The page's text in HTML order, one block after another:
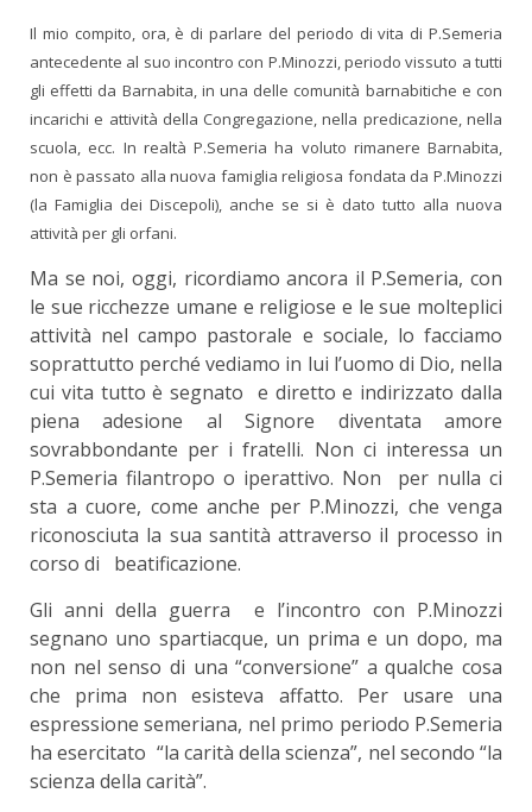
Il mio compito, ora, è di parlare del periodo di vita di P.Semeria
antecedente al suo incontro con P.Minozzi, periodo vissuto a tutti
gli effetti da Barnabita, in una delle comunità barnabitiche e con
incarichi e attività della Congregazione, nella predicazione, nella
scuola, ecc. In realtà P.Semeria ha voluto rimanere Barnabita,
non è passato alla nuova famiglia religiosa fondata da P.Minozzi
(la Famiglia dei Discepoli), anche se si è dato tutto alla nuova
attività per gli orfani.
Ma se noi, oggi, ricordiamo ancora il P.Semeria, con
le sue ricchezze umane e religiose e le sue molteplici
attività nel campo pastorale e sociale, lo facciamo
soprattutto perché vediamo in lui l’uomo di Dio, nella
cui vita tutto è segnato e diretto e indirizzato dalla
piena adesione al Signore diventata amore
sovrabbondante per i fratelli. Non ci interessa un
P.Semeria filantropo o iperattivo. Non per nulla ci
sta a cuore, come anche per P.Minozzi, che venga
riconosciuta la sua santità attraverso il processo in
corso di beatificazione.
Gli anni della guerra e l’incontro con P.Minozzi
segnano uno spartiacque, un prima e un dopo, ma
non nel senso di una “conversione” a qualche cosa
che prima non esisteva affatto. Per usare una
espressione semeriana, nel primo periodo P.Semeria
ha esercitato “la carità della scienza”, nel secondo “la
scienza della carità”.